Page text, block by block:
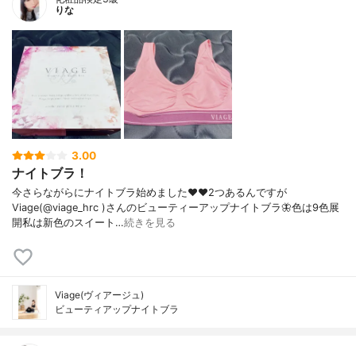
りな
3.00
ナイトブラ！
今さらながらにナイトブラ始めました❤️❤️2つあるんですが
Viage(@viage_hrc )さんのビューティーアップナイトブラ🦋色は9色展
開私は新色のスイート…続きを見る
Viage(ヴィアージュ)
ビューティアップナイトブラ